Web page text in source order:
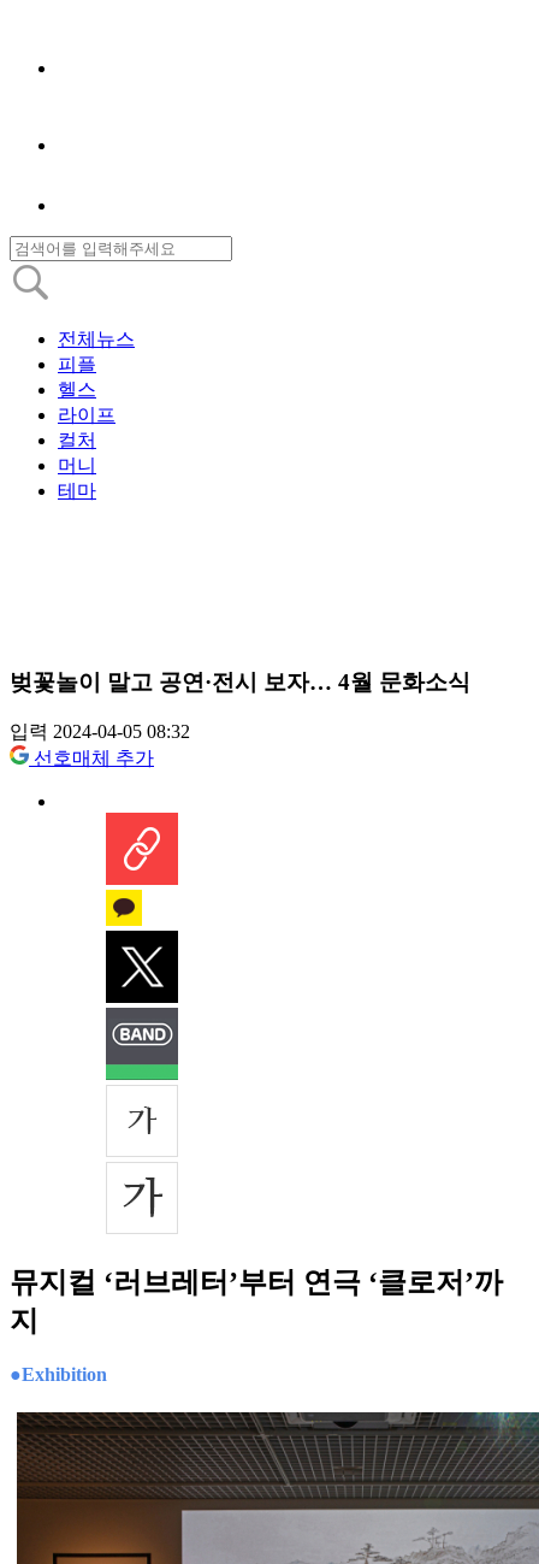
전체뉴스
피플
헬스
라이프
컬처
머니
테마
벚꽃놀이 말고 공연·전시 보자… 4월 문화소식
입력 2024-04-05 08:32
선호매체 추가
뮤지컬 ‘러브레터’부터 연극 ‘클로저’까
지
●Exhibition